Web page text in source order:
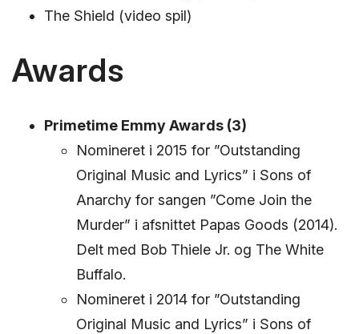
The Shield (video spil)
Awards
Primetime Emmy Awards (3)
Nomineret i 2015 for ”Outstanding
Original Music and Lyrics” i Sons of
Anarchy for sangen ”Come Join the
Murder” i afsnittet Papas Goods (2014).
Delt med Bob Thiele Jr. og The White
Buffalo.
Nomineret i 2014 for ”Outstanding
Original Music and Lyrics” i Sons of